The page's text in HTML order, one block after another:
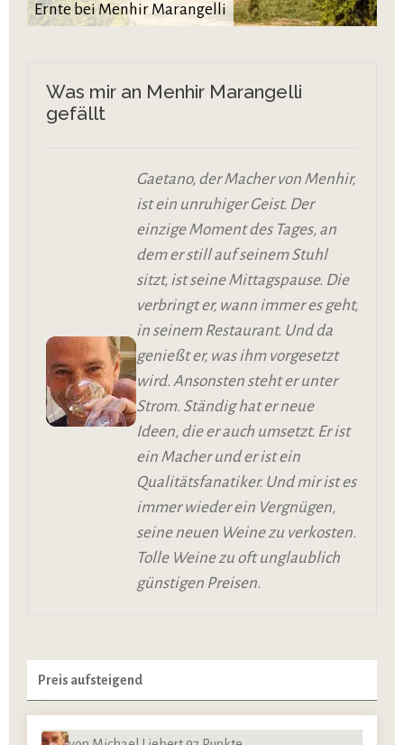
Ernte bei Menhir Marangelli
Was mir an Menhir Marangelli
gefällt
Gaetano, der Macher von Menhir,
ist ein unruhiger Geist. Der
einzige Moment des Tages, an
dem er still auf seinem Stuhl
sitzt, ist seine Mittagspause. Die
verbringt er, wann immer es geht,
in seinem Restaurant. Und da
genießt er, was ihm vorgesetzt
wird. Ansonsten steht er unter
Strom. Ständig hat er neue
Ideen, die er auch umsetzt. Er ist
ein Macher und er ist ein
Qualitätsfanatiker. Und mir ist es
immer wieder ein Vergnügen,
seine neuen Weine zu verkosten.
Tolle Weine zu oft unglaublich
günstigen Preisen.